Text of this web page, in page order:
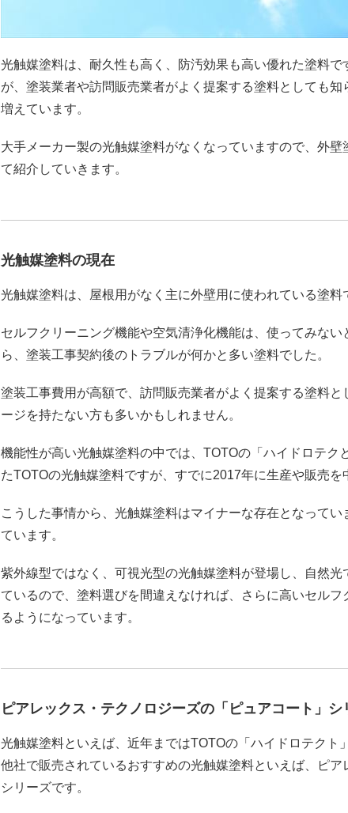
光触媒塗料は、耐久性も高く、防汚効果も高い優れた塗料
が、塗装業者や訪問販売業者がよく提案する塗料としても
増えています。
大手メーカー製の光触媒塗料がなくなっていますので、外
て紹介していきます。
光触媒塗料の現在
光触媒塗料は、屋根用がなく主に外壁用に使われている塗料
セルフクリーニング機能や空気清浄化機能は、使ってみな
ら、塗装工事契約後のトラブルが何かと多い塗料でした。
塗装工事費用が高額で、訪問販売業者がよく提案する塗料
ージを持たない方も多いかもしれません。
機能性が高い光触媒塗料の中では、TOTOの「ハイドロテク
たTOTOの光触媒塗料ですが、すでに2017年に生産や販売を
こうした事情から、光触媒塗料はマイナーな存在となって
ています。
紫外線型ではなく、可視光型の光触媒塗料が登場し、自然
ているので、塗料選びを間違えなければ、さらに高いセル
るようになっています。
ピアレックス・テクノロジーズの「ピュアコート」シ
光触媒塗料といえば、近年まではTOTOの「ハイドロテクト
他社で販売されているおすすめの光触媒塗料といえば、ピア
シリーズです。